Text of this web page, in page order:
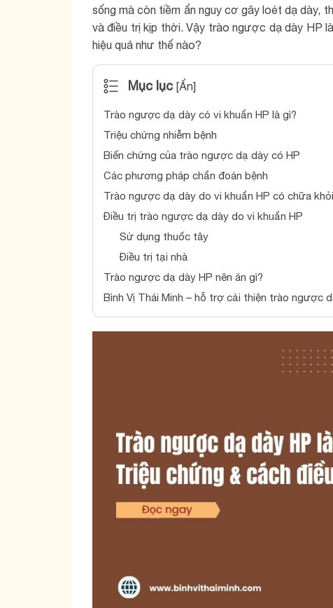
sống mà còn tiềm ẩn nguy cơ gây loét dạ dày,
và điều trị kịp thời. Vậy trào ngược dạ dày HP
hiệu quả như thế nào?
Mục lục [Ẩn]
Trào ngược dạ dày có vi khuẩn HP là gì?
Triệu chứng nhiễm bệnh
Biến chứng của trào ngược dạ dày có HP
Các phương pháp chẩn đoán bệnh
Trào ngược dạ dày do vi khuẩn HP có chữa
Điều trị trào ngược dạ dày do vi khuẩn HP
Sử dụng thuốc tây
Điều trị tại nhà
Trào ngược dạ dày HP nên ăn gì?
Bình Vị Thái Minh – hỗ trợ cải thiện trào ngược